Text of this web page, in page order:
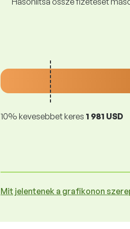
10% kevesebbet keres 1 981 USD
Mit jelentenek a grafikonon